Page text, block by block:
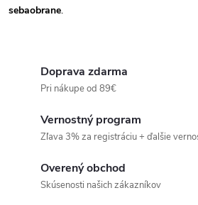
sebaobrane.
Doprava zdarma
Pri nákupe od 89€
Vernostný program
Zľava 3% za registráciu + ďalšie
Overený obchod
Skúsenosti našich zákazníkov